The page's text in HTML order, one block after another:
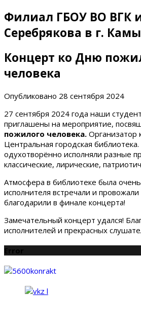
Филиал ГБОУ ВО ВГК
Серебрякова в г.
Концерт ко Дню
человека
Опубликовано 28 сентября 2024
27 сентября 2024 года наши
приглашены на мероприятие,
пожилого человека. Организатор
Центральная городская
одухотворëнно исполняли разные
классические, лирические,
Атмосфера в библиотеке была
исполнителя встречали и
благодарили в финале концерта!
Замечательный концерт удался!
исполнителей и прекрасных
Error